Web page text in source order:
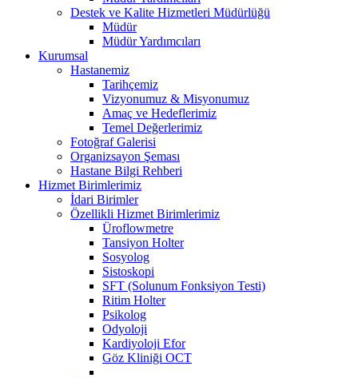
Destek ve Kalite Hizmetleri Müdürlüğü
Müdür
Müdür Yardımcıları
Kurumsal
Hastanemiz
Tarihçemiz
Vizyonumuz & Misyonumuz
Amaç ve Hedeflerimiz
Temel Değerlerimiz
Fotoğraf Galerisi
Organizsayon Şeması
Hastane Bilgi Rehberi
Hizmet Birimlerimiz
İdari Birimler
Özellikli Hizmet Birimlerimiz
Üroflowmetre
Tansiyon Holter
Sosyolog
Sistoskopi
SFT (Solunum Fonksiyon Testi)
Ritim Holter
Psikolog
Odyoloji
Kardiyoloji Efor
Göz Kliniği OCT